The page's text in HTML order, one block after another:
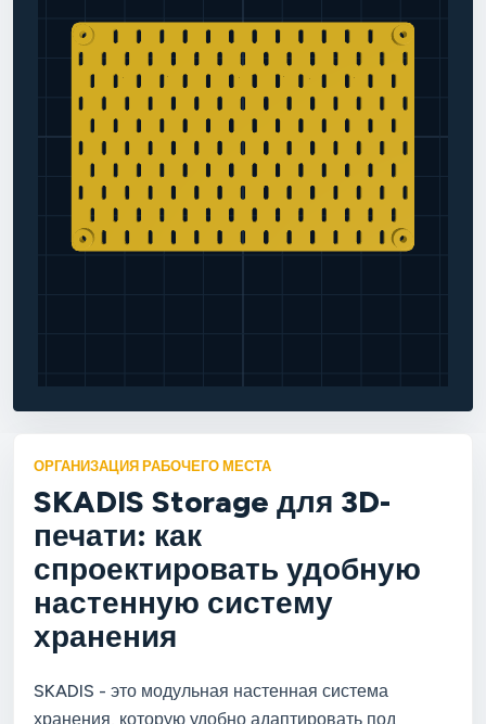
ОРГАНИЗАЦИЯ РАБОЧЕГО МЕСТА
SKADIS Storage для 3D-
печати: как
спроектировать удобную
настенную систему
хранения
SKADIS - это модульная настенная система
хранения, которую удобно адаптировать под